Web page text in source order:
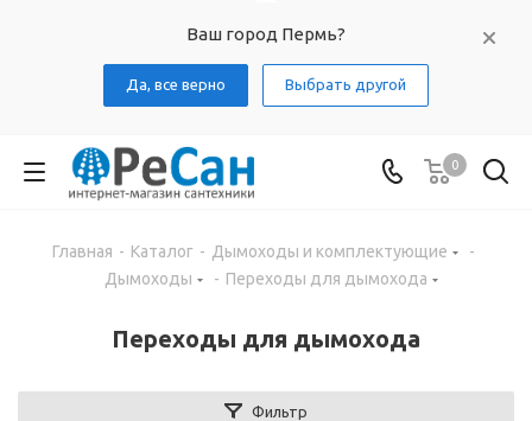
Ваш город Пермь?
Да, все верно Выбрать другой
0
Главная - Каталог - Дымоходы и комплектующие
-
Дымоходы
- Переходы для дымохода
Переходы для дымохода
Фильтр